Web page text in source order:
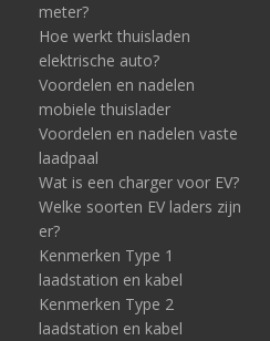
meter?
Hoe werkt thuisladen
elektrische auto?
Voordelen en nadelen
mobiele thuislader
Voordelen en nadelen vaste
laadpaal
Wat is een charger voor EV?
Welke soorten EV laders zijn
er?
Kenmerken Type 1
laadstation en kabel
Kenmerken Type 2
laadstation en kabel